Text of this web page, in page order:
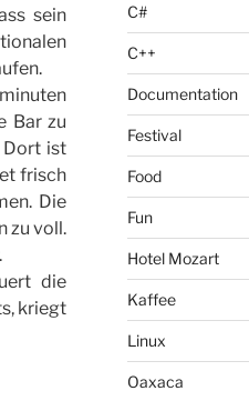
sein
Bar zu
Dort ist
frisch
Die
zu voll.
die
kriegt
C#
C++
Documentation
Festival
Food
Fun
Hotel Mozart
Kaffee
Linux
Oaxaca